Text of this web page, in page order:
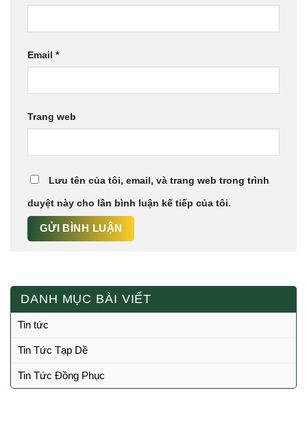
Email *
Trang web
Lưu tên của tôi, email, và trang web trong trình
duyệt này cho lần bình luận kế tiếp của tôi.
DANH MỤC BÀI VIẾT
Tin tức
Tin Tức Tạp Dề
Tin Tức Đồng Phục